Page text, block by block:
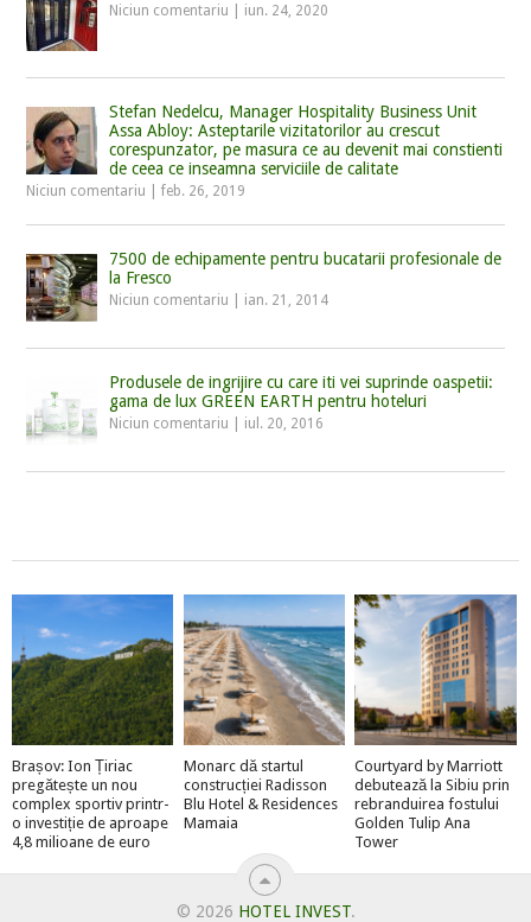
Niciun comentariu iun. 24, 2020
Stefan Nedelcu, Manager Hospitality Business Unit
Assa Abloy: Asteptarile vizitatorilor au crescut
corespunzator, pe masura ce au devenit mai constienti
de ceea ce inseamna serviciile de calitate
Niciun comentariu |feb. 26, 2019
7500 de echipamente pentru bucatarii profesionale de
la Fresco
Niciun comentariu ian. 21, 2014
Produsele de ingrijire cu care iti vei suprinde oaspetii:
gama de lux GREEN EARTH pentru hoteluri
Niciun comentariu iul. 20, 2016
Brașov: Ion Țiriac
pregătește un nou
complex sportiv printr-
o investiție de aproape
4,8 milioane de euro
Monarc dă startul
construcției Radisson
Blu Hotel & Residences
Mamaia
Courtyard by Marriott
debutează la Sibiu prin
rebranduirea fostului
Golden Tulip Ana
Tower
© 2026 HOTEL INVEST.